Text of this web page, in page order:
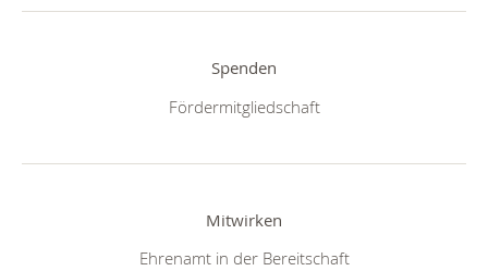
Spenden
Fördermitgliedschaft
Mitwirken
Ehrenamt in der Bereitschaft